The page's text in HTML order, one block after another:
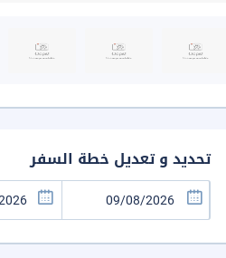
تحديد و تعديل خطة السفر